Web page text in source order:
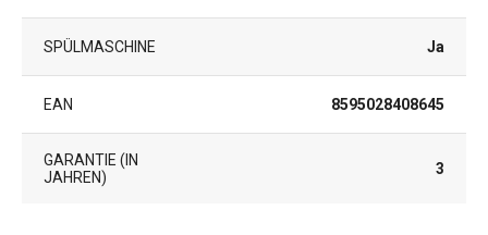
SPÜLMASCHINE Ja
EAN 8595028408645
GARANTIE (IN
JAHREN)
3